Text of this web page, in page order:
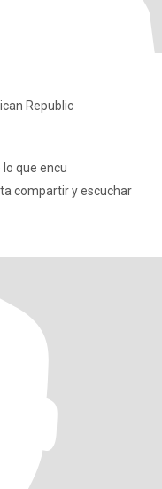
Republic
que encu
compartir y escuchar